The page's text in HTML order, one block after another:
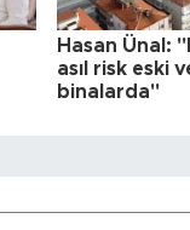
Hasan Ünal:
asıl risk eski
binalarda"